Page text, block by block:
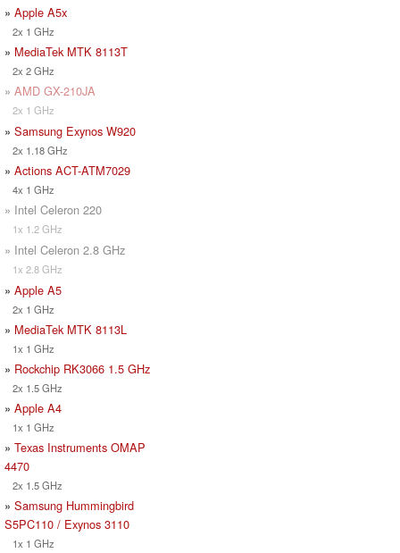
» Apple A5x
2x 1 GHz
» MediaTek MTK 8113T
2x 2 GHz
» AMD GX-210JA
2x 1 GHz
» Samsung Exynos W920
2x 1.18 GHz
» Actions ACT-ATM7029
4x 1 GHz
» Intel Celeron 220
1x 1.2 GHz
» Intel Celeron 2.8 GHz
1x 2.8 GHz
» Apple A5
2x 1 GHz
» MediaTek MTK 8113L
1x 1 GHz
» Rockchip RK3066 1.5 GHz
2x 1.5 GHz
» Apple A4
1x 1 GHz
» Texas Instruments OMAP
4470
2x 1.5 GHz
» Samsung Hummingbird
S5PC110 / Exynos 3110
1x 1 GHz